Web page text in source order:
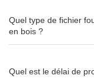
Impression
Le cadre
Quel type de fichier
en bois ?
Quel est le délai de